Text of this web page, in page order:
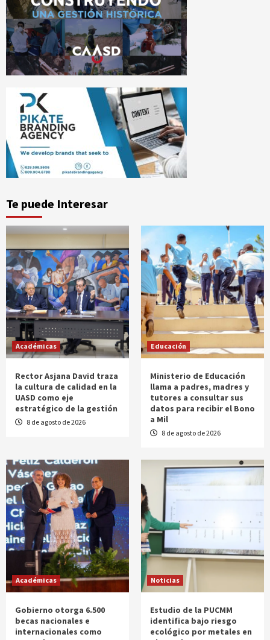
Te puede Interesar
Académicas
Rector Asjana David traza
la cultura de calidad en la
UASD como eje
estratégico de la gestión
8 de agosto de 2026
Educación
Ministerio de Educación
llama a padres, madres y
tutores a consultar sus
datos para recibir el Bono
a Mil
8 de agosto de 2026
Académicas
Gobierno otorga 6.500
becas nacionales e
internacionales como
Noticias
Estudio de la PUCMM
identifica bajo riesgo
ecológico por metales en